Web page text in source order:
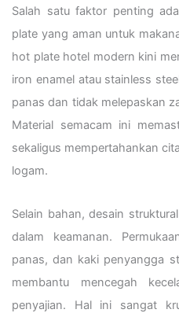
Salah satu faktor penting
plate yang aman untuk
hot plate hotel modern kini
iron enamel atau stainless
panas dan tidak melepaskan
Material semacam ini
sekaligus mempertahankan
logam.
Selain bahan, desain
dalam keamanan.
panas, dan kaki penyangga
membantu mencegah
penyajian. Hal ini sangat